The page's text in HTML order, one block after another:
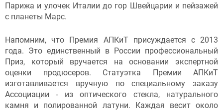
Парижа и улочек Италии до гор Швейцарии и пейзажей
с планеты Марс.
Напомним, что Премия АПКиТ присуждается с 2013
года. Это единственный в России профессиональный
Приз, который вручается на основании экспертной
оценки продюсеров. Статуэтка Премии АПКиТ
изготавливается вручную по специальному заказу
Ассоциации - из оптического стекла, натурального
камня и полированной латуни. Каждая весит около